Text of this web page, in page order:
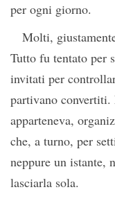
per ogni giorno.
Molti,
Tutto fu tentato per
invitati per
partivano convertiti.
apparteneva,
che, a turno, per
neppure un istante,
lasciarla sola.